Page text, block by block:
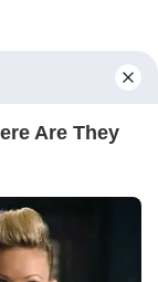
Disclaimer
Kami